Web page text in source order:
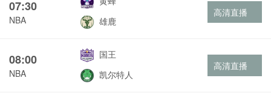
07:30
NBA
雄鹿
高清直播
08:00
NBA
国王
凯尔特人
高清直播